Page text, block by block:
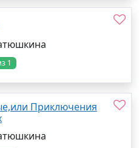
1
Приключения